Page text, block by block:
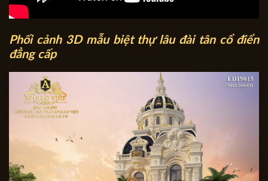
Phối cảnh 3D mẫu biệt thự lâu đài tân cổ điển
đẳng cấp